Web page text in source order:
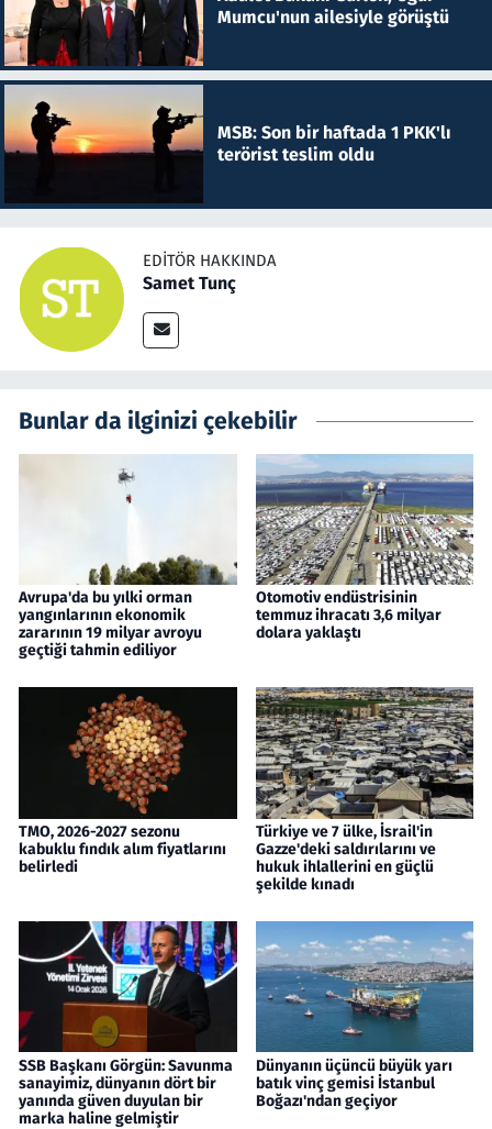
Mumcu'nun ailesiyle görüştü
MSB: Son bir haftada 1 PKK'lı
terörist teslim oldu
EDITÖR HAKKINDA
Samet Tunç
Bunlar da ilginizi çekebilir
Avrupa'da bu yılki orman
yangınlarının ekonomik
zararının 19 milyar avroyu
geçtiği tahmin ediliyor
Otomotiv endüstrisinin
temmuz ihracatı 3,6 milyar
dolara yaklaştı
TMO, 2026-2027 sezonu
kabuklu fındık alım fiyatlarını
belirledi
Türkiye ve 7 ülke, İsrail'in
Gazze'deki saldırılarını ve
hukuk ihlallerini en güçlü
şekilde kınadı
SSB Başkanı Görgün: Savunma
sanayimiz, dünyanın dört bir
yanında güven duyulan bir
marka haline gelmiştir
Dünyanın üçüncü büyük yarı
batık vinç gemisi İstanbul
Boğazı'ndan geçiyor